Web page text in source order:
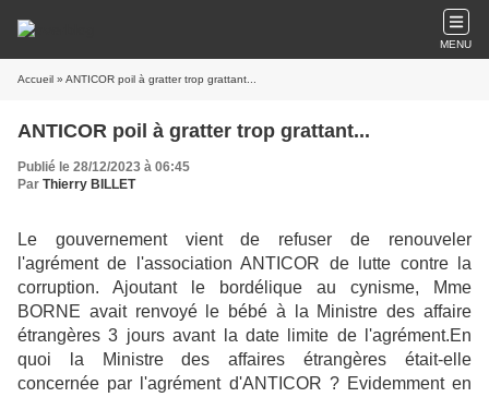
MENU
Accueil » ANTICOR poil à gratter trop grattant...
ANTICOR poil à gratter trop grattant...
Publié le 28/12/2023 à 06:45
Par Thierry BILLET
Le gouvernement vient de refuser de renouveler
l'agrément de l'association ANTICOR de lutte contre la
corruption. Ajoutant le bordélique au cynisme, Mme
BORNE avait renvoyé le bébé à la Ministre des affaire
étrangères 3 jours avant la date limite de l'agrément.En
quoi la Ministre des affaires étrangères était-elle
concernée par l'agrément d'ANTICOR ? Evidemment en